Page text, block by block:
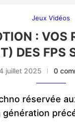
Jeux Vidéos
: VOS
DES FPS
juillet 2025 0
réservée